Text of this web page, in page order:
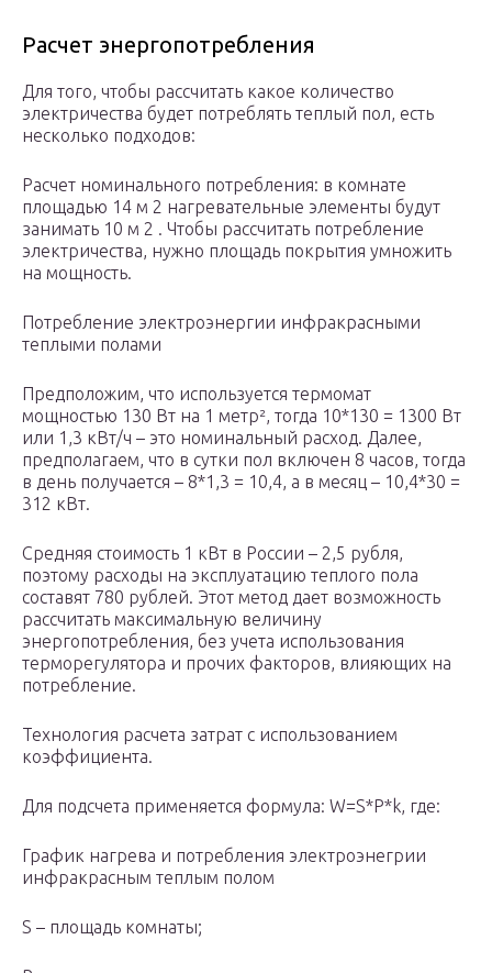
Расчет энергопотребления
Для того, чтобы рассчитать какое количество
электричества будет потреблять теплый пол, есть
несколько подходов:
Расчет номинального потребления: в комнате
площадью 14 м 2 нагревательные элементы будут
занимать 10 м 2 . Чтобы рассчитать потребление
электричества, нужно площадь покрытия умножить
на мощность.
Потребление электроэнергии инфракрасными
теплыми полами
Предположим, что используется термомат
мощностью 130 Вт на 1 метр², тогда 10*130 = 1300 Вт
или 1,3 кВт/ч – это номинальный расход. Далее,
предполагаем, что в сутки пол включен 8 часов, тогда
в день получается – 8*1,3 = 10,4, а в месяц – 10,4*30 =
312 кВт.
Средняя стоимость 1 кВт в России – 2,5 рубля,
поэтому расходы на эксплуатацию теплого пола
составят 780 рублей. Этот метод дает возможность
рассчитать максимальную величину
энергопотребления, без учета использования
терморегулятора и прочих факторов, влияющих на
потребление.
Технология расчета затрат с использованием
коэффициента.
Для подсчета применяется формула: W=S*P*k, где:
График нагрева и потребления электроэнегрии
инфракрасным теплым полом
S – площадь комнаты;